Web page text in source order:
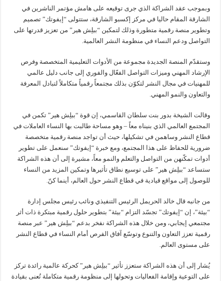
وبموجب عقد الشراكة الذي جرى توقيعه على هامش مؤتمر الناشرين في
الشارقة المقام حاليا في مركز إكسبو الشارقة، ستتولى “إيفوتك” تصميم
وتطوير منصة رقمية متطورة وذلك لتمكين “ببلِش هير” من تعزيز قدرتها على
التواصل ودعم النساء في منظومة النشر العالمية.
وستقدّم المنصة الجديدة مجموعة من الأدوات التعليمية المتخصصة وفرص
الإرشاد المهني وميزات التواصل الفعّال والفوري إلى جانب دليل عالمي
للمهنيات في مجال النشر لتكوّن بذلك مجتمعاً رقمياً متكاملاً لتبادل المعرفة
والتعاون والنمو المهني.
وقالت الشيخة بدور بنت سلطان القاسمي، إن قوة “ببلِش هير” تكمن في
المجتمع العالمي الذي بنيناه معاً – وهو مساحة طالبت بها النساء العاملات في
قطاع النشر وساهمن في تشكيلها، حيث أن تواجد منصة رقمية متخصصة
ضرورية للحفاظ على هذا المجتمع، ومع خبرة “إيفوتك” سنعمل على تطوير
أدوات تمكّنهن من التواصل والتعلم والنمو معاً، مشيرة إلى أن هذه الشراكة
ستساعد “ببلِش هير” على توسيع نطاق تأثيرها وتمكين المزيد من النساء
للوصول إلى مواقع قيادية في قطاع النشر حول العالم، أينما كنّ.
من جانبه قال خالد الحريمل الرئيس التنفيذي ونائب رئيس مجلس إدارة
“بيئة”، إن “إيفوتك” تجسّد التزام “بيئة” بتطوير حلول رقمية مبتكرة ذات أثر
مجتمعي إيجابي، ومن خلال هذه الشراكة نفخر بدعم “ببلِش هير” عبر منصة
رقمية تعزز التعاون والتنوع وتوسّع آفاق الفرص أمام النساء في قطاع النشر
على مستوى العالم.
يُشار إلى أن هذه الشراكة ستعزز تأثير “ببلِش هير” كحركة عالمية رائدة تركز
على التوعية وإقامة الفعاليات وتحولها إلى منظومة رقمية متكاملة تُعنى بقيادة